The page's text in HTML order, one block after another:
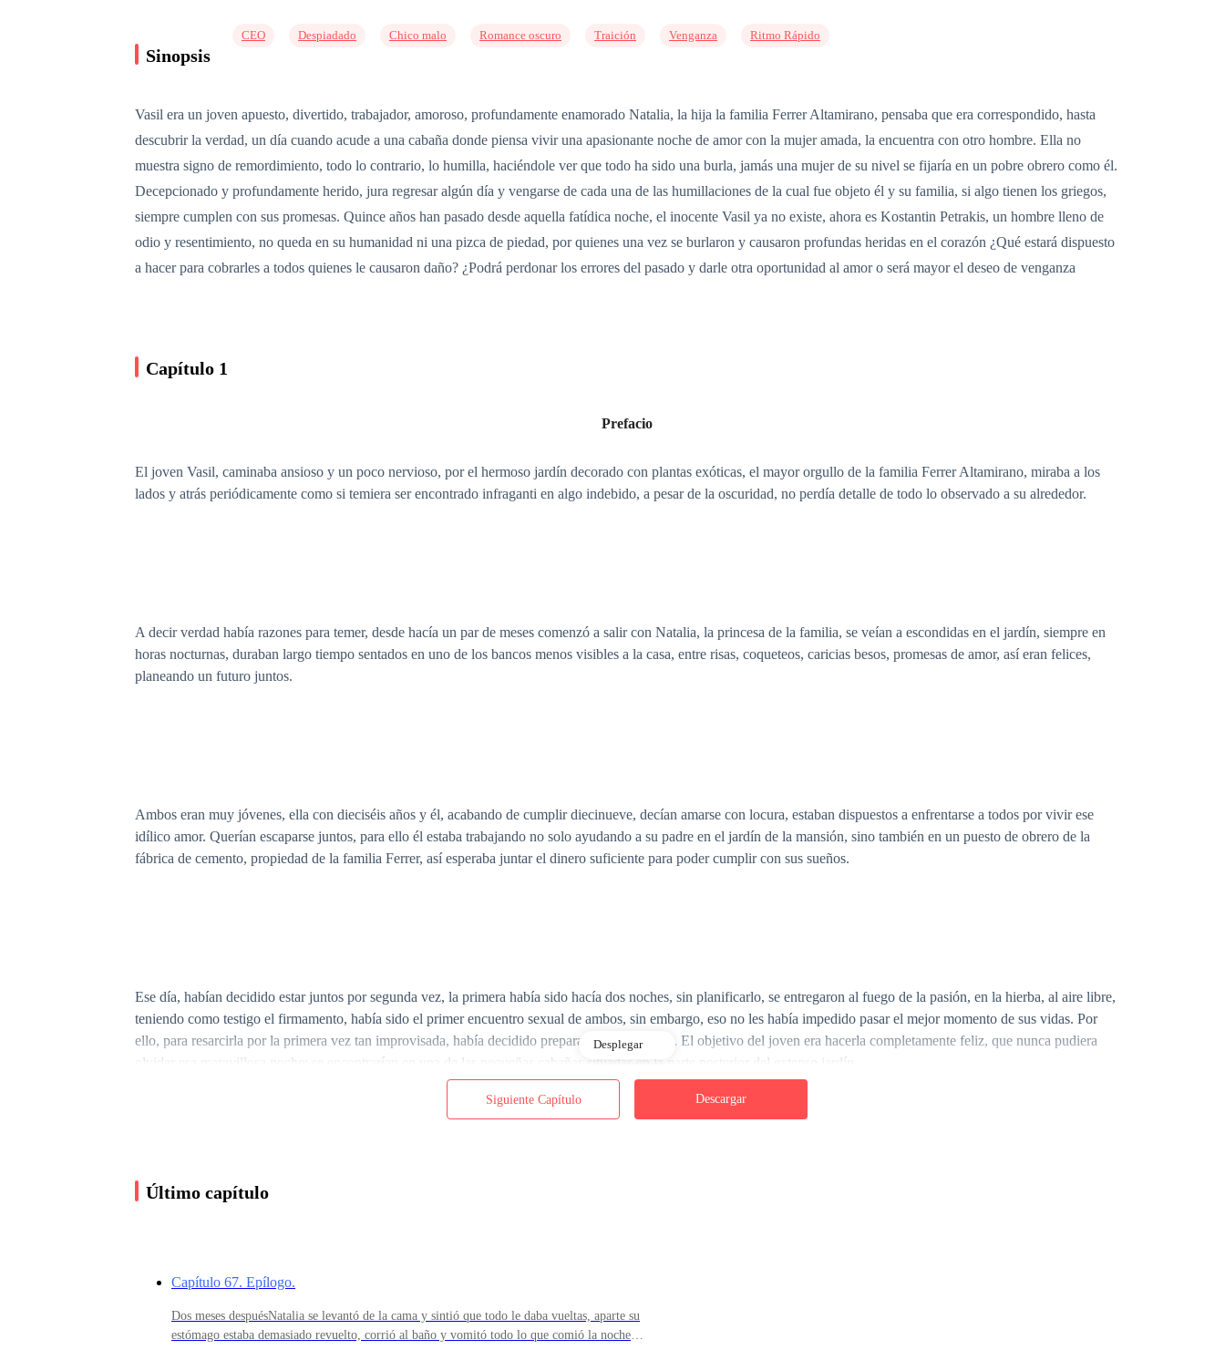
Sinopsis
CEO Despiadado Chico malo Romance oscuro Traición Venganza Ritmo Rápido
Vasil era un joven apuesto, divertido, trabajador, amoroso, profundamente enamorado Natalia, la hija la familia Ferrer Altamirano, pensaba que era correspondido, hasta
descubrir la verdad, un día cuando acude a una cabaña donde piensa vivir una apasionante noche de amor con la mujer amada, la encuentra con otro hombre. Ella no
muestra signo de remordimiento, todo lo contrario, lo humilla, haciéndole ver que todo ha sido una burla, jamás una mujer de su nivel se fijaría en un pobre obrero como él.
Decepcionado y profundamente herido, jura regresar algún día y vengarse de cada una de las humillaciones de la cual fue objeto él y su familia, si algo tienen los griegos,
siempre cumplen con sus promesas. Quince años han pasado desde aquella fatídica noche, el inocente Vasil ya no existe, ahora es Kostantin Petrakis, un hombre lleno de
odio y resentimiento, no queda en su humanidad ni una pizca de piedad, por quienes una vez se burlaron y causaron profundas heridas en el corazón ¿Qué estará dispuesto
a hacer para cobrarles a todos quienes le causaron daño? ¿Podrá perdonar los errores del pasado y darle otra oportunidad al amor o será mayor el deseo de venganza
Capítulo 1
Prefacio
El joven Vasil, caminaba ansioso y un poco nervioso, por el hermoso jardín decorado con plantas exóticas, el mayor orgullo de la familia Ferrer Altamirano, miraba a los
lados y atrás periódicamente como si temiera ser encontrado infraganti en algo indebido, a pesar de la oscuridad, no perdía detalle de todo lo observado a su alrededor.
A decir verdad había razones para temer, desde hacía un par de meses comenzó a salir con Natalia, la princesa de la familia, se veían a escondidas en el jardín, siempre en
horas nocturnas, duraban largo tiempo sentados en uno de los bancos menos visibles a la casa, entre risas, coqueteos, caricias besos, promesas de amor, así eran felices,
planeando un futuro juntos.
Ambos eran muy jóvenes, ella con dieciséis años y él, acabando de cumplir diecinueve, decían amarse con locura, estaban dispuestos a enfrentarse a todos por vivir ese
idílico amor. Querían escaparse juntos, para ello él estaba trabajando no solo ayudando a su padre en el jardín de la mansión, sino también en un puesto de obrero de la
fábrica de cemento, propiedad de la familia Ferrer, así esperaba juntar el dinero suficiente para poder cumplir con sus sueños.
Ese día, habían decidido estar juntos por segunda vez, la primera había sido hacía dos noches, sin planificarlo, se entregaron al fuego de la pasión, en la hierba, al aire libre,
teniendo como testigo el firmamento, había sido el primer encuentro sexual de ambos, sin embargo, eso no les había impedido pasar el mejor momento de sus vidas. Por
ello, para resarcirla por la primera vez tan improvisada, había decidido prepararle una sorpresa. El objetivo del joven era hacerla completamente feliz, que nunca pudiera
olvidar esa maravillosa noche; se encontrarían en una de las pequeñas cabañas situadas en la parte posterior del extenso jardín.
Vasil la había preparado esa tarde, con vistosas flores, las cuales constituían un hermoso espectáculo a la vista, todo listo para su noche especial, él estaba feliz porque
Desplegar
Siguiente Capítulo Descargar
Último capítulo
Capítulo 67. Epílogo.
Dos meses despuésNatalia se levantó de la cama y sintió que todo le daba vueltas, aparte su
estómago estaba demasiado revuelto, corrió al baño y vomitó todo lo que comió la noche